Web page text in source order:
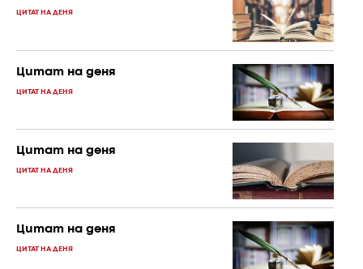
ЦИТАТ НА ДЕНЯ
Цитат на деня
ЦИТАТ НА ДЕНЯ
Цитат на деня
ЦИТАТ НА ДЕНЯ
Цитат на деня
ЦИТАТ НА ДЕНЯ